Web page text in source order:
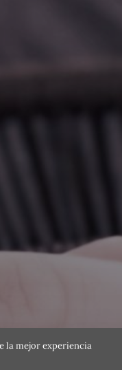
la mejor experiencia